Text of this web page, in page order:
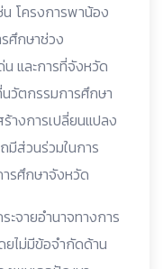
โครงการพาน้อง
ศึกษาช่วง
และการที่จังหวัด
วัตกรรมการศึกษา
างการเปลี่ยนแปลง
มีส่วนร่วมในการ
รศึกษาจังหวัด
ะจายอำนาจทางการ
ยไม่มีข้อจำกัดด้าน